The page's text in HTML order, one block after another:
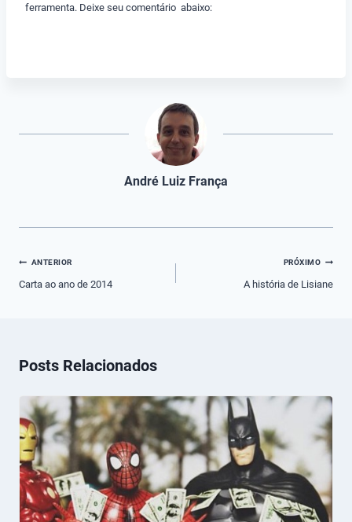
ferramenta. Deixe seu comentário abaixo:
André Luiz França
Navegação
de
ANTERIOR
Carta ao ano de 2014
PRÓXIMO
A história de Lisiane
Posts Relacionados